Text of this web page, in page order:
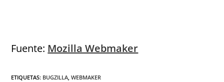
Fuente: Mozilla Webmaker
ETIQUETAS: BUGZILLA, WEBMAKER